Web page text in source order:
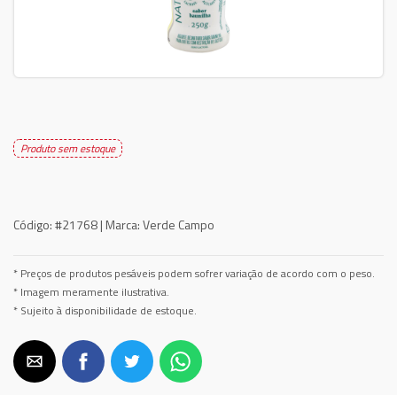
Produto sem estoque
Código:#21768 | Marca:Verde Campo
* Preços de produtos pesáveis podem sofrer variação de acordo com o peso.
* Imagem meramente ilustrativa.
* Sujeito à disponibilidade de estoque.